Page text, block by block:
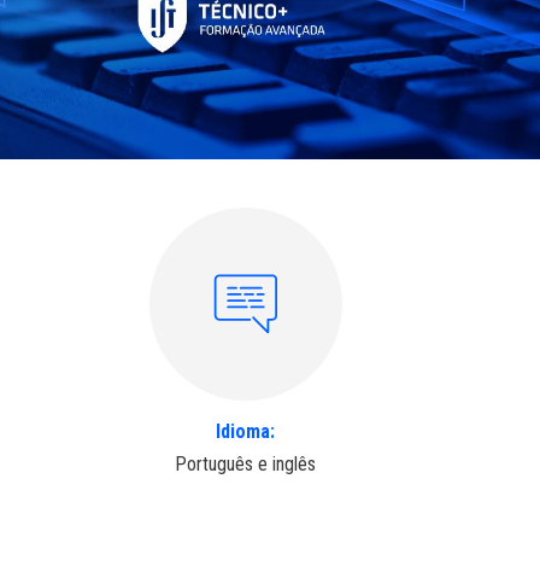
Idioma:
Português e inglês